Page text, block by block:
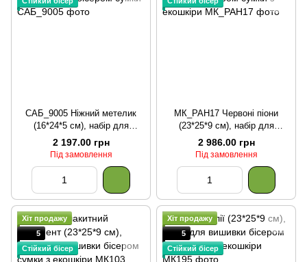
САБ_9005 Ніжний метелик
(16*24*5 см), набір для
вишивки бісером сумки
2 197.00 грн
Під замовлення
МК_РАН17 Червоні піони
(23*25*9 см), набір для
вишивки бісером сумки з
екошкіри
2 986.00 грн
Під замовлення
Хіт продажу
5
Стійкий бісер
Хіт продажу
5
Стійкий бісер